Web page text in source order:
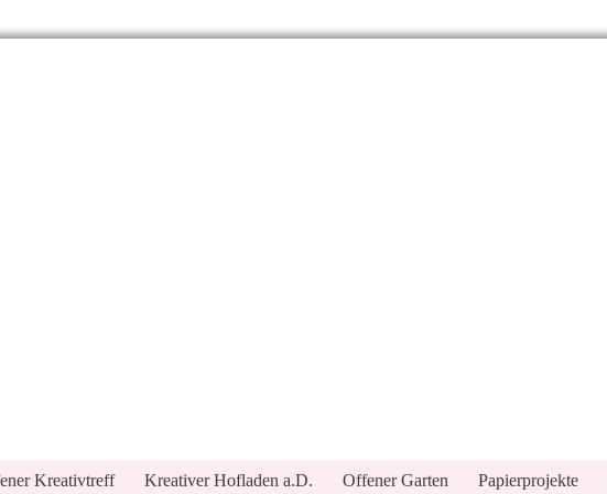
Kreativtreff Kreativer Hofladen a.D. Offener Garten Papierprojekte